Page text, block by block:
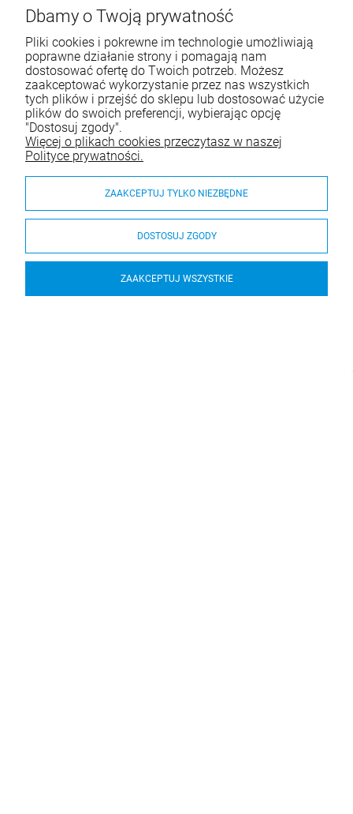
Dbamy o Twoją prywatność
Pliki cookies i pokrewne im technologie umożliwiają
poprawne działanie strony i pomagają nam
dostosować ofertę do Twoich potrzeb. Możesz
zaakceptować wykorzystanie przez nas wszystkich
tych plików i przejść do sklepu lub dostosować użycie
plików do swoich preferencji, wybierając opcję
"Dostosuj zgody".
Więcej o plikach cookies przeczytasz w naszej
Polityce prywatności.
ZAAKCEPTUJ TYLKO NIEZBĘDNE
DOSTOSUJ ZGODY
ZAAKCEPTUJ WSZYSTKIE